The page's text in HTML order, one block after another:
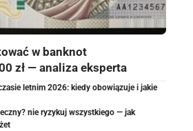
w banknot
zł — analiza eksperta
letnim 2026: kiedy obowiązuje i jakie
nie ryzykuj wszystkiego — jak